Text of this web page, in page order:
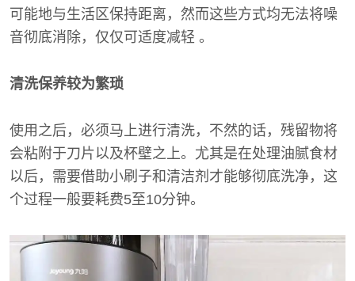
可能地与生活区保持距离，然而这些方式均无法将噪
音彻底消除，仅仅可适度减轻 。
清洗保养较为繁琐
使用之后，必须马上进行清洗，不然的话，残留物将
会粘附于刀片以及杯壁之上。尤其是在处理油腻食材
以后，需要借助小刷子和清洁剂才能够彻底洗净，这
个过程一般要耗费5至10分钟。